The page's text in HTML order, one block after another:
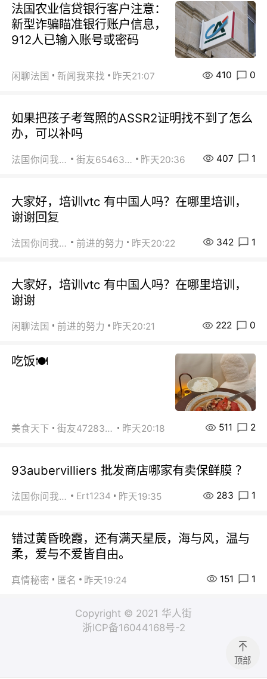
法国农业信贷银行客户注意：
新型诈骗瞄准银行账户信息，
912人已输入账号或密码
闲聊法国 新闻我来找 昨天21:07 410 0
如果把孩子考驾照的ASSR2证明找不到了怎么
办，可以补吗
法国你问我答 街友65463281 昨天20:36 407 1
大家好，培训vtc 有中国人吗？在哪里培训，
谢谢回复
法国你问我答 前进的努力 昨天20:22 342 1
大家好，培训vtc 有中国人吗？在哪里培训，
谢谢
闲聊法国 前进的努力 昨天20:21 222 0
吃饭🍽️
美食天下 街友472838572 昨天20:18 511 2
93aubervilliers 批发商店哪家有卖保鲜膜 ？
法国你问我答 Ert1234 昨天19:35 283 1
错过黄昏晚霞，还有满天星辰，海与风，温与
柔，爱与不爱皆自由。
真情秘密 匿名 昨天19:24 151 1
Copyright © 2021 华人街
浙ICP备16044168号-2
顶部